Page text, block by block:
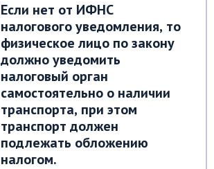
Если нет от ИФНС
налогового уведомления, то
физическое лицо по закону
должно уведомить
налоговый орган
самостоятельно о наличии
транспорта, при этом
транспорт должен
подлежать обложению
налогом.